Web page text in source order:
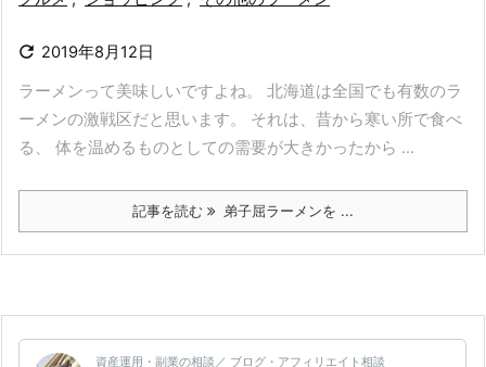
 2019年8月12日
ラーメンって美味しいですよね。 北海道は全国でも有数のラ
ーメンの激戦区だと思います。 それは、昔から寒い所で食べ
る、 体を温めるものとしての需要が大きかったから ...
記事を読む 弟子屈ラーメンを ...